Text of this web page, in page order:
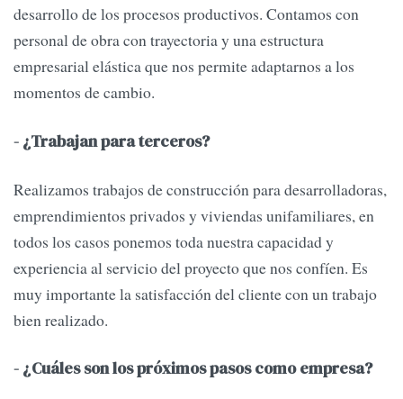
desarrollo de los procesos productivos. Contamos con
personal de obra con trayectoria y una estructura
empresarial elástica que nos permite adaptarnos a los
momentos de cambio.
- ¿Trabajan para terceros?
Realizamos trabajos de construcción para desarrolladoras,
emprendimientos privados y viviendas unifamiliares, en
todos los casos ponemos toda nuestra capacidad y
experiencia al servicio del proyecto que nos confíen. Es
muy importante la satisfacción del cliente con un trabajo
bien realizado.
- ¿Cuáles son los próximos pasos como empresa?